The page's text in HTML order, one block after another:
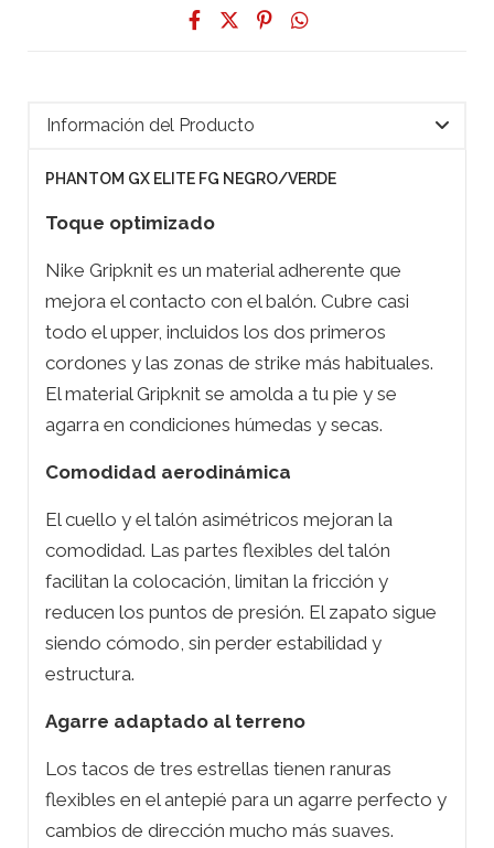
Información del Producto
PHANTOM GX ELITE FG NEGRO/VERDE
Toque optimizado
Nike Gripknit es un material adherente que
mejora el contacto con el balón. Cubre casi
todo el upper, incluidos los dos primeros
cordones y las zonas de strike más habituales.
El material Gripknit se amolda a tu pie y se
agarra en condiciones húmedas y secas.
Comodidad aerodinámica
El cuello y el talón asimétricos mejoran la
comodidad. Las partes flexibles del talón
facilitan la colocación, limitan la fricción y
reducen los puntos de presión. El zapato sigue
siendo cómodo, sin perder estabilidad y
estructura.
Agarre adaptado al terreno
Los tacos de tres estrellas tienen ranuras
flexibles en el antepié para un agarre perfecto y
cambios de dirección mucho más suaves.